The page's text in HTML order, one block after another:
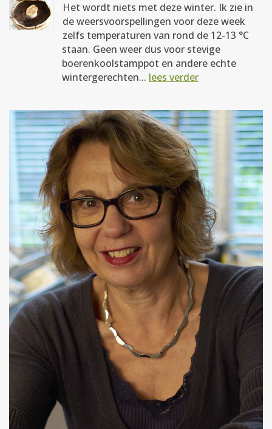
Het wordt niets met deze winter. Ik zie in
de weersvoorspellingen voor deze week
zelfs temperaturen van rond de 12-13 °C
staan. Geen weer dus voor stevige
boerenkoolstamppot en andere echte
wintergerechten... lees verder